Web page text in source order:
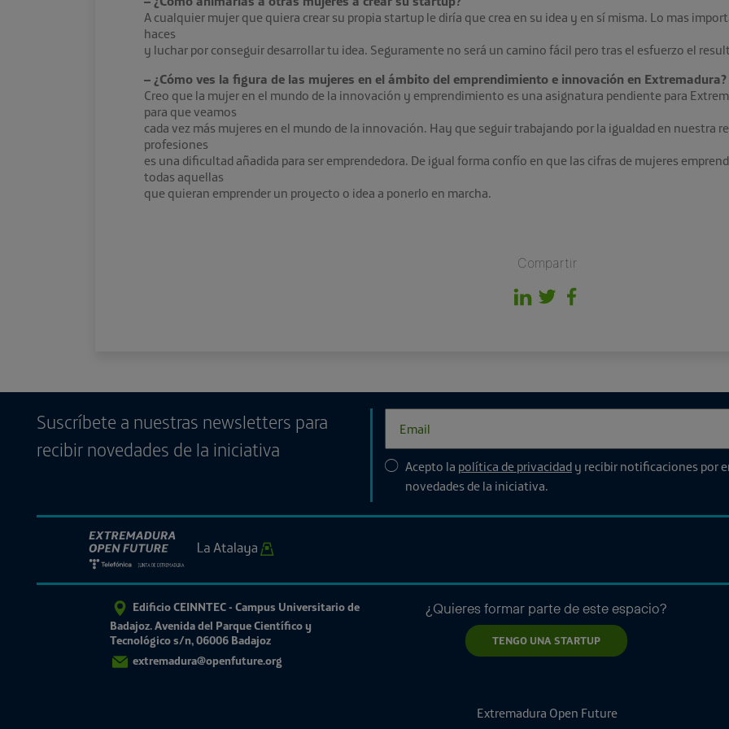
A cualquier mujer que quiera crear su propia startup le diría que crea en su idea y en sí misma. Lo mas
haces
y luchar por conseguir desarrollar tu idea. Seguramente no será un camino fácil pero tras el esfuerzo el
– ¿Cómo ves la figura de las mujeres en el ámbito del emprendimiento e innovación en Extremadura?
Creo que la mujer en el mundo de la innovación y emprendimiento es una asignatura pendiente para
para que veamos
cada vez más mujeres en el mundo de la innovación. Hay que seguir trabajando por la igualdad en nuestra
profesiones
es una dificultad añadida para ser emprendedora. De igual forma confío en que las cifras de mujeres
todas aquellas
que quieran emprender un proyecto o idea a ponerlo en marcha.
Compartir
Suscríbete a nuestras newsletters para
recibir novedades de la iniciativa
Acepto la política de privacidad y recibir notificaciones por
novedades de la iniciativa.
Edificio CEINNTEC - Campus Universitario de
Badajoz. Avenida del Parque Científico y
Tecnológico s/n, 06006 Badajoz
extremadura@openfuture.org
¿Quieres formar parte de este espacio?
TENGO UNA STARTUP
Extremadura Open Future